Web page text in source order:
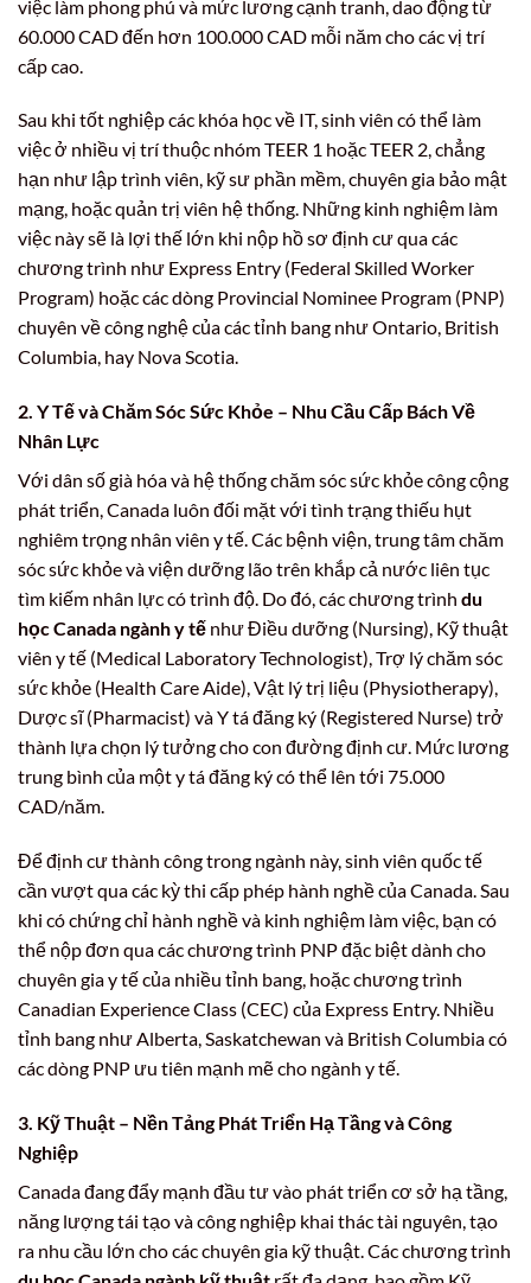
việc làm phong phú và mức lương cạnh tranh, dao động từ
60.000 CAD đến hơn 100.000 CAD mỗi năm cho các vị trí
cấp cao.
Sau khi tốt nghiệp các khóa học về IT, sinh viên có thể làm
việc ở nhiều vị trí thuộc nhóm TEER 1 hoặc TEER 2, chẳng
hạn như lập trình viên, kỹ sư phần mềm, chuyên gia bảo mật
mạng, hoặc quản trị viên hệ thống. Những kinh nghiệm làm
việc này sẽ là lợi thế lớn khi nộp hồ sơ định cư qua các
chương trình như Express Entry (Federal Skilled Worker
Program) hoặc các dòng Provincial Nominee Program (PNP)
chuyên về công nghệ của các tỉnh bang như Ontario, British
Columbia, hay Nova Scotia.
2. Y Tế và Chăm Sóc Sức Khỏe – Nhu Cầu Cấp Bách Về
Nhân Lực
Với dân số già hóa và hệ thống chăm sóc sức khỏe công cộng
phát triển, Canada luôn đối mặt với tình trạng thiếu hụt
nghiêm trọng nhân viên y tế. Các bệnh viện, trung tâm chăm
sóc sức khỏe và viện dưỡng lão trên khắp cả nước liên tục
tìm kiếm nhân lực có trình độ. Do đó, các chương trình du
học Canada ngành y tế như Điều dưỡng (Nursing), Kỹ thuật
viên y tế (Medical Laboratory Technologist), Trợ lý chăm sóc
sức khỏe (Health Care Aide), Vật lý trị liệu (Physiotherapy),
Dược sĩ (Pharmacist) và Y tá đăng ký (Registered Nurse) trở
thành lựa chọn lý tưởng cho con đường định cư. Mức lương
trung bình của một y tá đăng ký có thể lên tới 75.000
CAD/năm.
Để định cư thành công trong ngành này, sinh viên quốc tế
cần vượt qua các kỳ thi cấp phép hành nghề của Canada. Sau
khi có chứng chỉ hành nghề và kinh nghiệm làm việc, bạn có
thể nộp đơn qua các chương trình PNP đặc biệt dành cho
chuyên gia y tế của nhiều tỉnh bang, hoặc chương trình
Canadian Experience Class (CEC) của Express Entry. Nhiều
tỉnh bang như Alberta, Saskatchewan và British Columbia có
các dòng PNP ưu tiên mạnh mẽ cho ngành y tế.
3. Kỹ Thuật – Nền Tảng Phát Triển Hạ Tầng và Công
Nghiệp
Canada đang đẩy mạnh đầu tư vào phát triển cơ sở hạ tầng,
năng lượng tái tạo và công nghiệp khai thác tài nguyên, tạo
ra nhu cầu lớn cho các chuyên gia kỹ thuật. Các chương trình